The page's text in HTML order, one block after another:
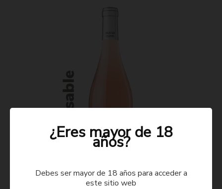
¿Eres mayor de 18
años?
Debes ser mayor de 18 años para acceder a
este sitio web